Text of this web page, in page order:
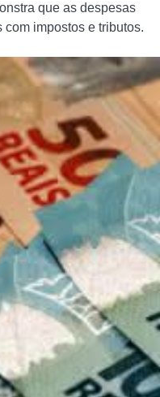
que as despesas
impostos e tributos.